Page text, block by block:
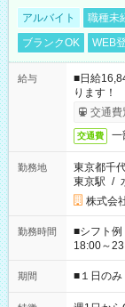
アルバイト 職種未
ブランクOK
WEB
給与
■日給
ります！
交通費
交通費 一
勤務地
東京都千
東京駅 /
株式会
勤務時間
■シフト例
18:00～
etc ★最短で3時間で5,120円のお仕事から 15時間で2万円近く稼
げるお仕事も！ ご希望のお時間に合わ
ください
期間 ■１日のみ